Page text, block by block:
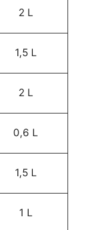
2 L
1,5 L
2 L
0,6 L
1,5 L
1 L